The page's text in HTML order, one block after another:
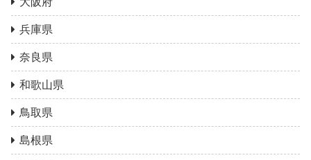
兵庫県
奈良県
和歌山県
鳥取県
島根県